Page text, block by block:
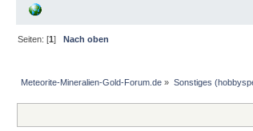
Seiten: [1]Nach oben
Meteorite-Mineralien-Gold-Forum.de » Sonstiges